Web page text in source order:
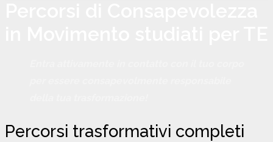
Percorsi trasformativi completi